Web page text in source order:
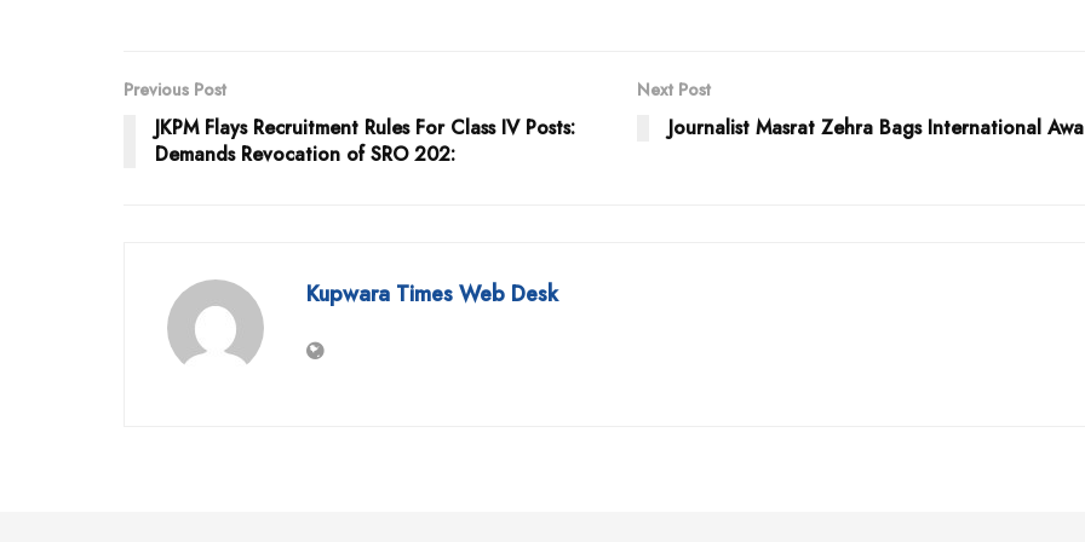
Previous Post
JKPM Flays Recruitment Rules For Class IV Posts:
Demands Revocation of SRO 202:
Next Post
Journalist Masrat Zehra Bags International
Kupwara Times Web Desk